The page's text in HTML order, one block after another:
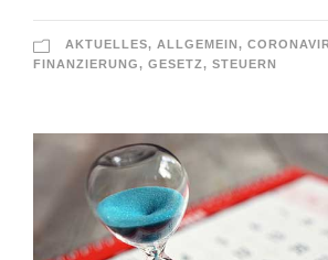
AKTUELLES, ALLGEMEIN,
FINANZIERUNG, GESETZ, STEUERN